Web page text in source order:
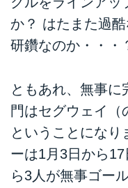
か？ はたまた過
研鑽なのか・・
ともあれ、無事に
門はセグウェイ（
ということになり
ーは1月3日から
ら3人が無事ゴー